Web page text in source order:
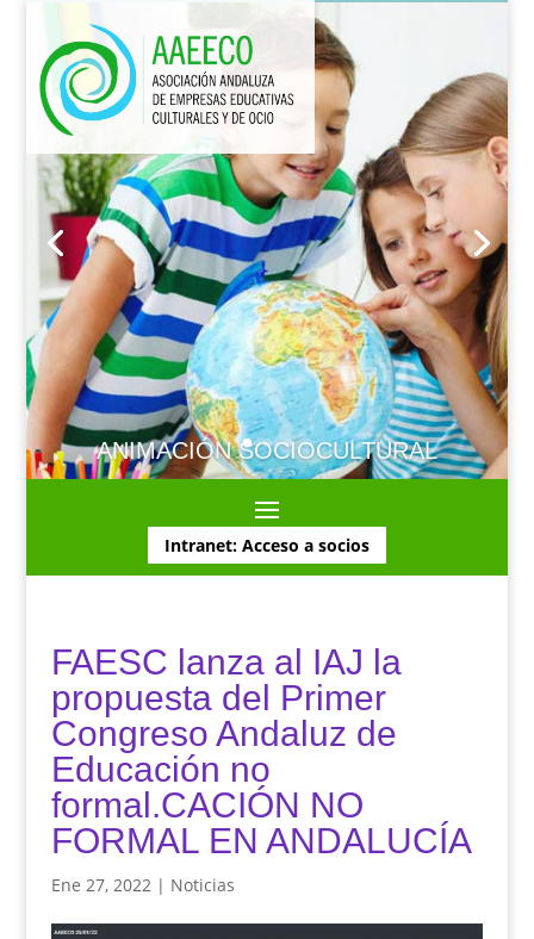
ANIMACIÓN SOCIOCULTURAL
Intranet: Acceso a socios
FAESC lanza al IAJ la
propuesta del Primer
Congreso Andaluz de
Educación no
formal.CACIÓN NO
FORMAL EN ANDALUCÍA
Ene 27, 2022| Noticias